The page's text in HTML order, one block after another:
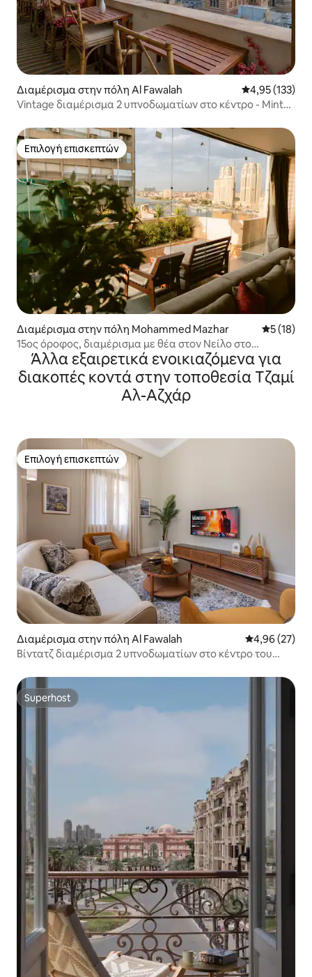
Διαμέρισμα στην πόλη Al Fawalah Μέση
4,95 (133)
Vintage διαμέρισμα 2 υπνοδωματίων στο κέντρο - Mint
Επιλογή επισκεπτών
Επιλογή επισκεπτών
Διαμέρισμα στην πόλη Mohammed Mazhar Μέση
5 (18)
15ος όροφος, διαμέρισμα με θέα στον Νείλο στο
Ζαμαλέκ
Άλλα εξαιρετικά ενοικιαζόμενα για
διακοπές κοντά στην τοποθεσία Τζαμί
Αλ-Αζχάρ
Επιλογή επισκεπτών
Επιλογή επισκεπτών
Διαμέρισμα στην πόλη Al Fawalah Μέση
4,96 (27)
Βίντατζ διαμέρισμα 2 υπνοδωματίων στο κέντρο του
Superhost
Superhost